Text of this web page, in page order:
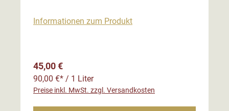
Informationen zum Produkt
Regulärer Preis:
45,00 €
90,00 €* / 1 Liter
Preise inkl. MwSt. zzgl. Versandkosten